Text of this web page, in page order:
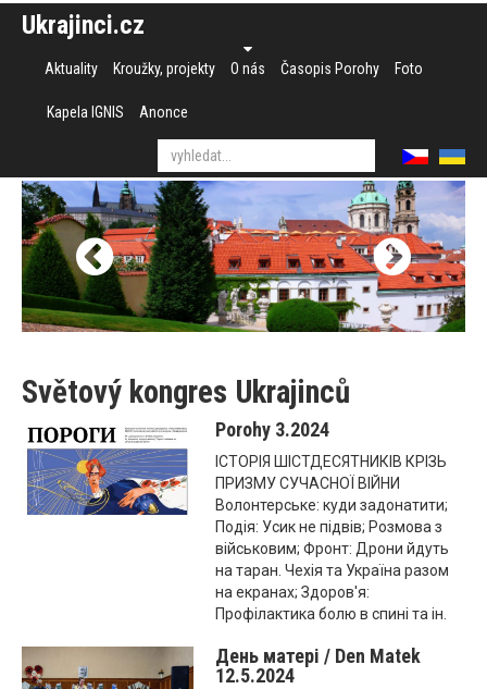
Ukrajinci.cz
Aktuality Kroužky, projekty O nás Časopis Porohy Foto
Kapela IGNIS Anonce
Světový kongres Ukrajinců
Porohy 3.2024
ІСТОРІЯ ШІСТДЕСЯТНИКІВ КРІЗЬ
ПРИЗМУ СУЧАСНОЇ ВІЙНИ
Волонтерське: куди задонатити;
Подія: Усик не підвів; Розмова з
військовим; Фронт: Дрони йдуть
на таран. Чехія та Україна разом
на екранах; Здоров'я:
Профілактика болю в спині та ін.
День матері / Den Matek
12.5.2024